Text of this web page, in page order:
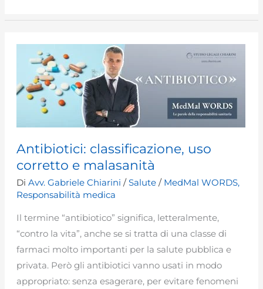
responsabilità
Antibiotici: classificazione, uso
corretto e malasanità
DiAvv. Gabriele Chiarini/Salute / MedMal WORDS,
Responsabilità medica
Il termine “antibiotico” significa, letteralmente,
“contro la vita”, anche se si tratta di una classe di
farmaci molto importanti per la salute pubblica e
privata. Però gli antibiotici vanno usati in modo
appropriato: senza esagerare, per evitare fenomeni